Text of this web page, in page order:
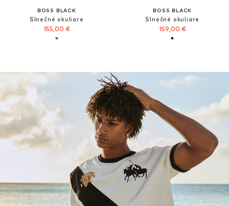
BOSS BLACK
Slnečné okuliare
155,00 €
BOSS BLACK
Slnečné okuliare
159,00 €